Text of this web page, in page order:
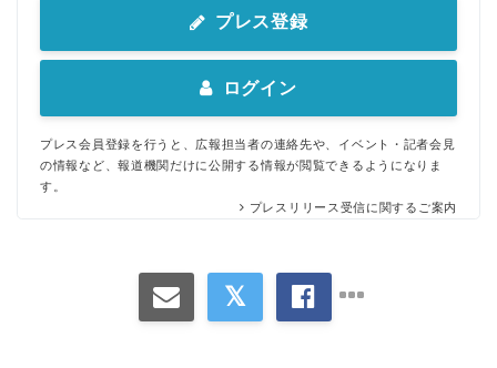
プレス登録
ログイン
プレス会員登録を行うと、広報担当者の連絡先や、イベント・記者会見
の情報など、報道機関だけに公開する情報が閲覧できるようになりま
す。
プレスリリース受信に関するご案内